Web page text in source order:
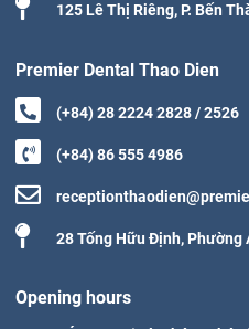
125 Lê Thị Riêng, P. Bến
Premier Dental Thao Dien
(+84) 28 2224 2828 / 2526
(+84) 86 555 4986
28 Tống Hữu Định, Phường
Opening hours